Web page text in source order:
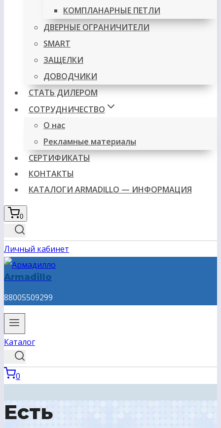
КОМПЛАНАРНЫЕ ПЕТЛИ
ДВЕРНЫЕ ОГРАНИЧИТЕЛИ
SMART
ЗАЩЕЛКИ
ДОВОДЧИКИ
СТАТЬ ДИЛЕРОМ
СОТРУДНИЧЕСТВО
О нас
Рекламные материалы
СЕРТИФИКАТЫ
КОНТАКТЫ
КАТАЛОГИ ARMADILLO — ИНФОРМАЦИЯ
0
Личный кабинет
Armadillo
88005509299
Каталог
0
Есть